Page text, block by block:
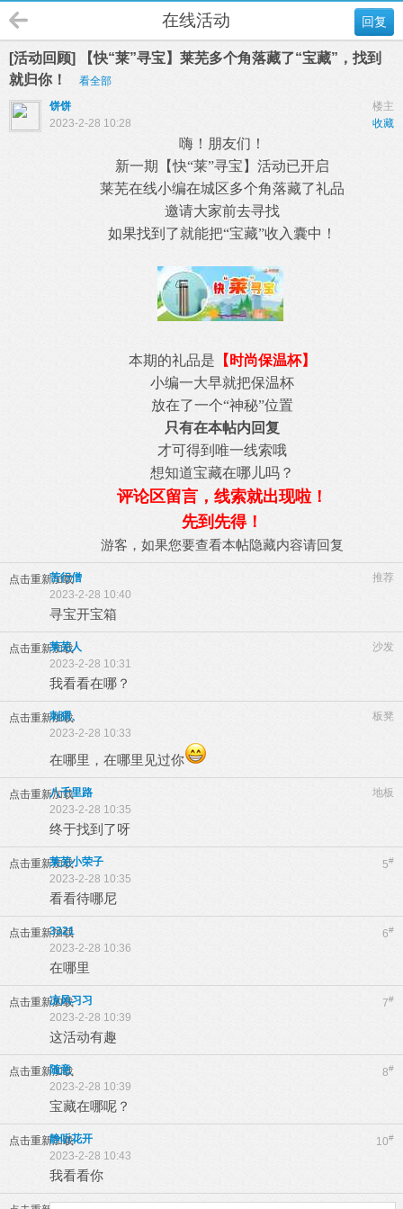
回复
在线活动
[活动回顾] 【快“莱”寻宝】莱芜多个角落藏了“宝藏”，找到
就归你！
看全部
楼主
饼饼
收藏
2023-2-28 10:28
嗨！朋友们！
新一期【快“莱”寻宝】活动已开启
莱芜在线小编在城区多个角落藏了礼品
邀请大家前去寻找
如果找到了就能把“宝藏”收入囊中！
本期的礼品是 【时尚保温杯】
小编一大早就把保温杯
放在了一个“神秘”位置
只有在本帖内回复
才可得到唯一线索哦
想知道宝藏在哪儿吗？
评论区留言，线索就出现啦！
先到先得！
游客，如果您要查看本帖隐藏内容请回复
点击重新加载 推荐
苦行僧
2023-2-28 10:40
寻宝开宝箱
点击重新加载 沙发
莱芜人
2023-2-28 10:31
我看看在哪？
点击重新加载 板凳
刺猬、
2023-2-28 10:33
在哪里，在哪里见过你
点击重新加载 地板
八千里路
2023-2-28 10:35
终于找到了呀
点击重新加载 5#
莱芜小荣子
2023-2-28 10:35
看看待哪尼
点击重新加载 6#
3321
2023-2-28 10:36
在哪里
点击重新加载 7#
凉风习习
2023-2-28 10:39
这活动有趣
点击重新加载 8#
随意
2023-2-28 10:39
宝藏在哪呢？
点击重新加载 10#
静听花开
2023-2-28 10:43
我看看你